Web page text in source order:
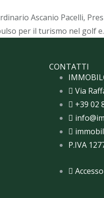
Ascanio Pacelli,
per il turismo nel golf
CONTATTI
Via
+39 02
P.IVA